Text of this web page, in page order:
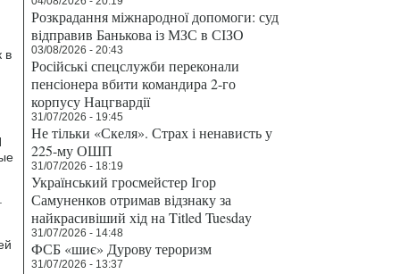
в
Розкрадання міжнародної допомоги: суд
відправив Банькова із МЗС в СІЗО
03/08/2026 - 20:43
Російські спецслужби переконали
пенсіонера вбити командира 2-го
корпусу Нацгвардії
31/07/2026 - 19:45
Не тільки «Скеля». Страх і ненависть у
225-му ОШП
31/07/2026 - 18:19
Український гросмейстер Ігор
Самуненков отримав відзнаку за
найкрасивіший хід на Titled Tuesday
31/07/2026 - 14:48
ФСБ «шиє» Дурову тероризм
31/07/2026 - 13:37